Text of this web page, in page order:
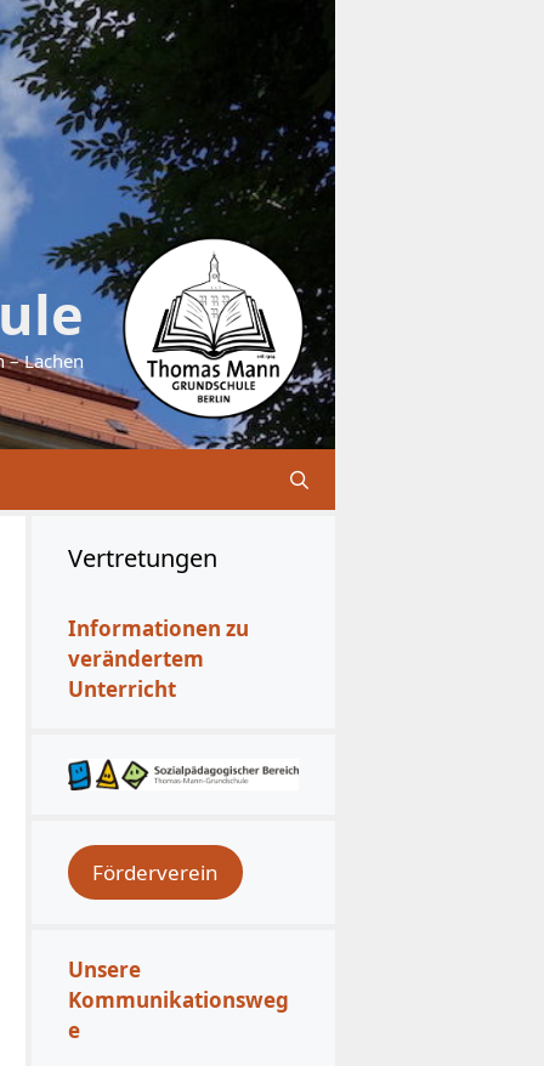
– Lachen
Vertretungen
Informationen zu
verändertem
Unterricht
Förderverein
Unsere
Kommunikationsweg
e